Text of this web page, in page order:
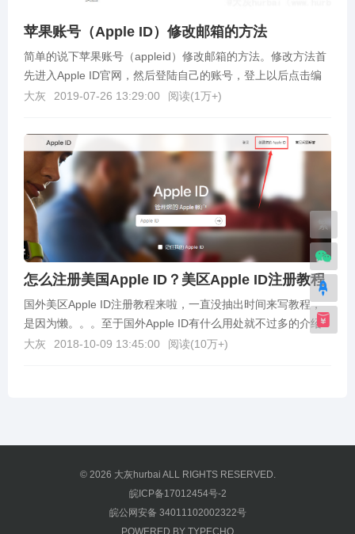
苹果账号（Apple ID）修改邮箱的方法
简单的说下苹果账号（appleid）修改邮箱的方法。修改方法首
先进入Apple ID官网，然后登陆自己的账号，登上以后点击编
辑（如果是手机端打开的话先点击账户，...
大灰 2019-07-26 13:29:00 阅读(1万+)
怎么注册美国Apple ID？美区Apple ID注册教程
国外美区Apple ID注册教程来啦，一直没抽出时间来写教程，
是因为懒。。。至于国外Apple ID有什么用处就不过多的介绍
了，需要的人自然是知道，不知道的百度...
大灰 2018-10-09 13:45:00 阅读(10万+)
© 2026 大灰hurbai ALL RIGHTS RESERVED.
皖ICP备17012454号-2
皖公网安备 34011102002322号
POWERED BY TYPECHO
繁